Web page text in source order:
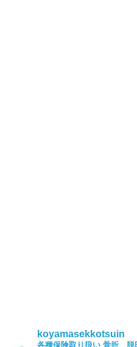
koyamasekkotsuin
各種保険取り扱い 骨折、脱